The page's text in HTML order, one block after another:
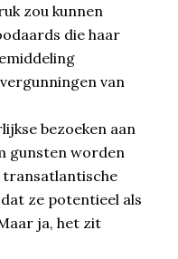
zou kunnen
die haar
van
bezoeken aan
gunsten worden
transatlantische
ze potentieel als
ja, het zit